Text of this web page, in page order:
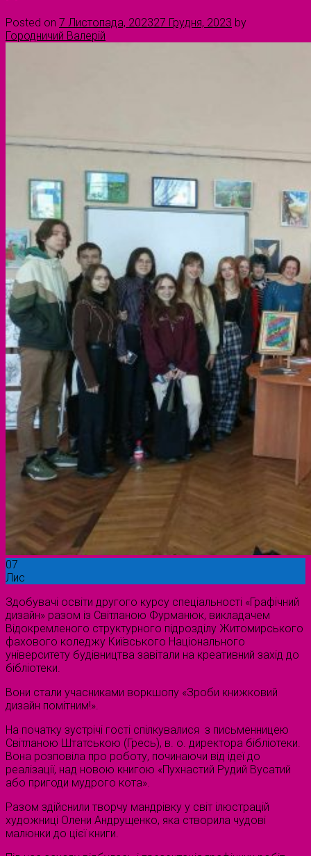
Posted on 7 Листопада, 202327 Грудня, 2023 by
Городничий Валерій
07
Лис
Здобувачі освіти другого курсу спеціальності «Графічний
дизайн» разом із Світланою Фурманюк, викладачем
Відокремленого структурного підрозділу Житомирського
фахового коледжу Київського Національного
університету будівництва завітали на креативний захід до
бібліотеки.
Вони стали учасниками воркшопу «Зроби книжковий
дизайн помітним!».
На початку зустрічі гості спілкувалися з письменницею
Світланою Штатською (Гресь), в. о. директора бібліотеки.
Вона розповіла про роботу, починаючи від ідеї до
реалізації, над новою книгою «Пухнастий Рудий Вусатий
або пригоди мудрого кота».
Разом здійснили творчу мандрівку у світ ілюстрацій
художниці Олени Андрущенко, яка створила чудові
малюнки до цієї книги.